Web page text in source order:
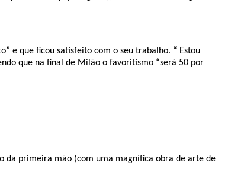
e que ficou satisfeito com o seu trabalho. “ Estou
que na final de Milão o favoritismo “será 50 por
da primeira mão (com uma magnífica obra de arte de